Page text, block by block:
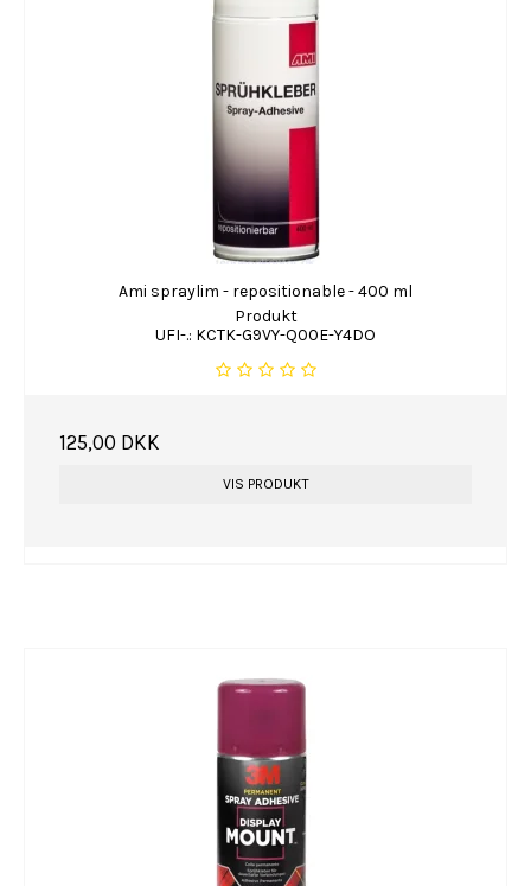
Ami spraylim - repositionable - 400 ml
Produkt
UFI-.: KCTK-G9VY-Q00E-Y4DO
125,00 DKK
VIS PRODUKT